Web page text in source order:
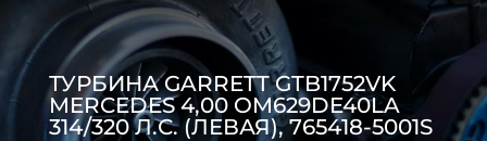
ТУРБИНА GARRETT GTB1752VK
MERCEDES 4,00 OM629DE40LA
314/320 Л.С. (ЛЕВАЯ), 765418-5001S